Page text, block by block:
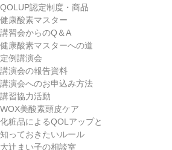
ご入会ご協賛について
協賛企業
QOLUP認定制度・商品
健康酸素マスター
講習会からのQ＆A
健康酸素マスターへの道
QOLUP認定制度・商品
健康酸素マスター
講習会からのQ＆A
健康酸素マスターへの道
定例講演会
講演会の報告資料
講演会へのお申込み方法
講習協力活動
WOX美酸素頭皮ケア
化粧品によるQOLアップと
知っておきたいルール
大辻まい子の相談室